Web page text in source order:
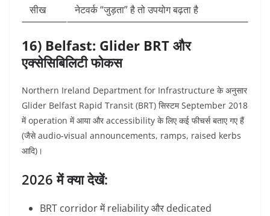
सीख
नेटवर्क “जुड़ता” है तो उपयोग बढ़ता है
16) Belfast: Glider BRT और
एक्सेसिबिलिटी फोकस
Northern Ireland Department for Infrastructure के अनुसार
Glider Belfast Rapid Transit (BRT) सिस्टम September 2018
में operation में आया और accessibility के लिए कई फीचर्स बताए गए हैं
(जैसे audio-visual announcements, ramps, raised kerbs
आदि)।
2026 में क्या देखें:
BRT corridor में reliability और dedicated